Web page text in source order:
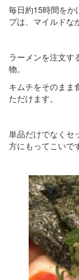
毎日約15時間をか
プは、マイルドな
ラーメンを注文す
物。
キムチをそのまま
ただけます。
単品だけでなくセ
方にもってこいで